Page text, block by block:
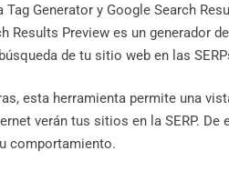
Tag Generator y Google Search
Results Preview es un generador
de tu sitio web en las
esta herramienta permite una
verán tus sitios en la SERP.
comportamiento.